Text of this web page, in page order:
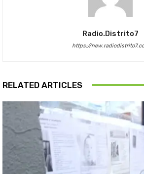
Radio.distrito7
https://
RELATED ARTICLES